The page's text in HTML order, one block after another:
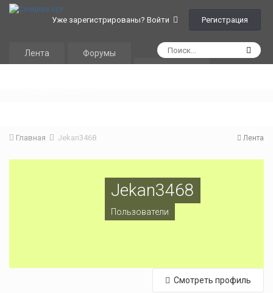
Уже зарегистрированы? Войти Регистрация
Лента
Форумы
Лента
Главная Jekan3468
Jekan3468
Пользователи
Смотреть профиль